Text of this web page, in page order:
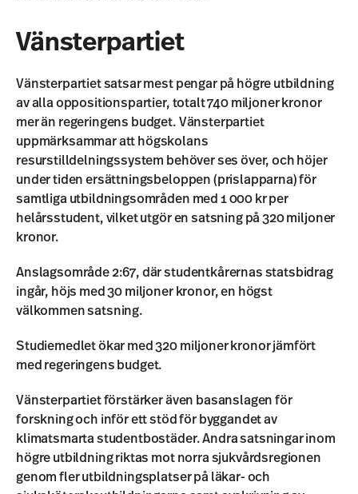
Vänsterpartiet
Vänsterpartiet satsar mest pengar på högre utbildning
av alla oppositionspartier, totalt 740 miljoner kronor
mer än regeringens budget. Vänsterpartiet
uppmärksammar att högskolans
resurstilldelningssystem behöver ses över, och höjer
under tiden ersättningsbeloppen (prislapparna) för
samtliga utbildningsområden med 1 000 kr per
helårsstudent, vilket utgör en satsning på 320 miljoner
kronor.
Anslagsområde 2:67, där studentkårernas statsbidrag
ingår, höjs med 30 miljoner kronor, en högst
välkommen satsning.
Studiemedlet ökar med 320 miljoner kronor jämfört
med regeringens budget.
Vänsterpartiet förstärker även basanslagen för
forskning och inför ett stöd för byggandet av
klimatsmarta studentbostäder. Andra satsningar inom
högre utbildning riktas mot norra sjukvårdsregionen
genom fler utbildningsplatser på läkar- och